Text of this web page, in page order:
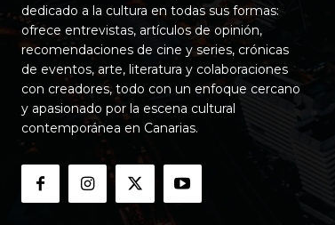
dedicado a la cultura en todas sus formas:
ofrece entrevistas, artículos de opinión,
recomendaciones de cine y series, crónicas
de eventos, arte, literatura y colaboraciones
con creadores, todo con un enfoque cercano
y apasionado por la escena cultural
contemporánea en Canarias.